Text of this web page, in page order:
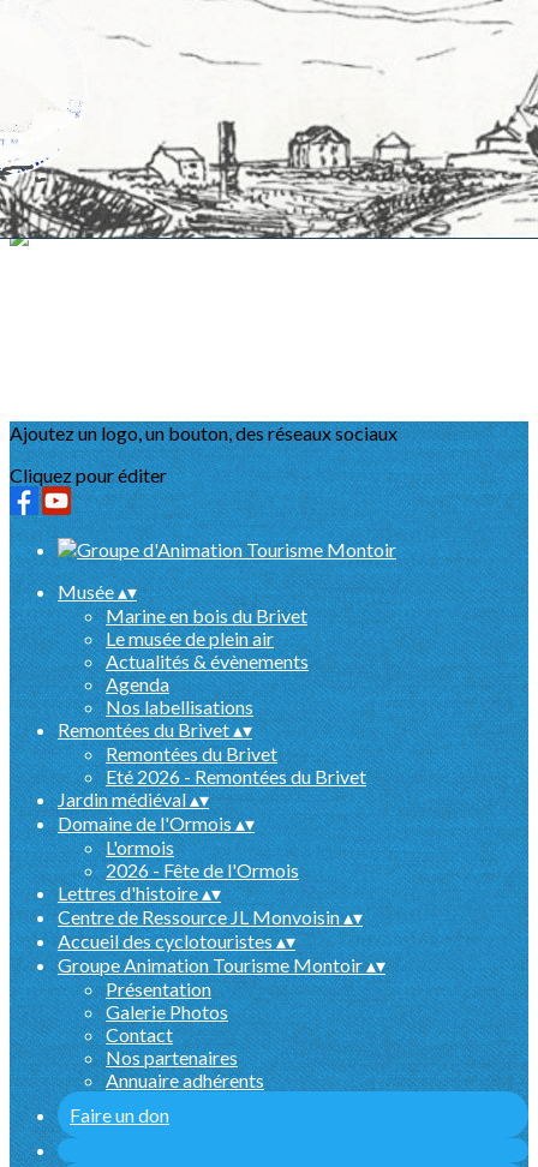
Exporter toutes les colonnes
Exporter uniquement les colonnes affichées
Menu
?>
Images de la page d'accueil
Cliquez pour éditer
Ajoutez un logo, un bouton, des réseaux sociaux
Cliquez pour éditer
Musée▴▾
Marine en bois du Brivet
Le musée de plein air
Actualités & évènements
Agenda
Nos labellisations
Remontées du Brivet▴▾
Remontées du Brivet
Eté 2026 - Remontées du Brivet
Jardin médiéval▴▾
Domaine de l'Ormois▴▾
L'ormois
2026 - Fête de l'Ormois
Lettres d'histoire▴▾
Centre de Ressource JL Monvoisin▴▾
Accueil des cyclotouristes▴▾
Groupe Animation Tourisme Montoir▴▾
Présentation
Galerie Photos
Contact
Nos partenaires
Annuaire adhérents
Faire un don